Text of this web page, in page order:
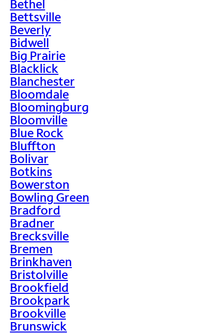
Bethel
Bettsville
Beverly
Bidwell
Big Prairie
Blacklick
Blanchester
Bloomdale
Bloomingburg
Bloomville
Blue Rock
Bluffton
Bolivar
Botkins
Bowerston
Bowling Green
Bradford
Bradner
Brecksville
Bremen
Brinkhaven
Bristolville
Brookfield
Brookpark
Brookville
Brunswick